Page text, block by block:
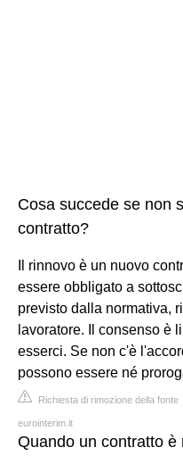
Cosa succede se non
contratto?
Il rinnovo è un nuovo
essere obbligato a
previsto dalla normativa,
lavoratore. Il consenso è
esserci. Se non c'è
possono essere né
Richiesta di rimozione della fonte
eurointerim.it
Quando un contratto è